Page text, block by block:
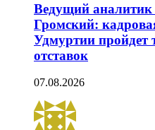
Ведущий
Громский:
Удмуртии пройдет
отставок
07.08.2026